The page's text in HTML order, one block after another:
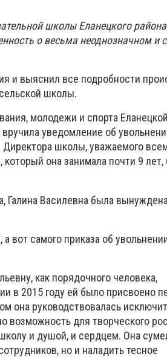
школы Еланецкого
о весьма неоднозначном и
и выяснил все подробности
школы.
молодежи и спорта Еланецкой
уведомление об
школы, уважаемого
она занимала почти 9 лет,
Галина Василевна была
вот самого приказа об
как порядочного человека,
в 2015 году ей было присвоено
она руководствовалась
для творческого
и душой, и сердцем. Она
но и наладить тесное